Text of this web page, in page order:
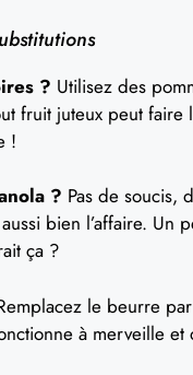
? Utilisez des
fruit juteux peut faire
!
? Pas de soucis,
bien l’affaire. Un
ça ?
le beurre
à merveille et